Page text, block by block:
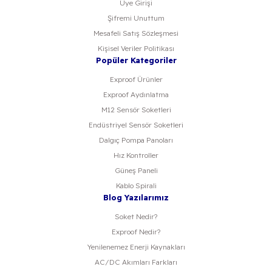
Üye Girişi
Şifremi Unuttum
Mesafeli Satış Sözleşmesi
Kişisel Veriler Politikası
Popüler Kategoriler
Exproof Ürünler
Exproof Aydınlatma
M12 Sensör Soketleri
Endüstriyel Sensör Soketleri
Dalgıç Pompa Panoları
Hız Kontroller
Güneş Paneli
Kablo Spirali
Blog Yazılarımız
Soket Nedir?
Exproof Nedir?
Yenilenemez Enerji Kaynakları
AC/DC Akımları Farkları